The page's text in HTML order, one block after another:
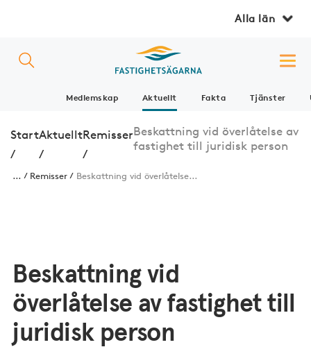
Alla län
Medlemskap Aktuellt Fakta Tjänster
Start
/
Aktuellt
/
Remisser
/
Beskattning vid överlåtelse av
fastighet till juridisk person
... Remisser Beskattning vid överlåtelse...
Beskattning vid
överlåtelse av fastighet till
juridisk person